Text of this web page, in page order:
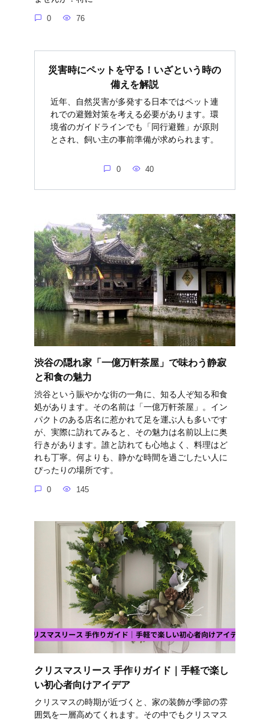
0 76
災害時にペットを守る！いざという時の
備えを解説
近年、自然災害が多発する日本ではペット連
れでの避難対策を考える必要があります。環
境省のガイドラインでも「同行避難」が原則
とされ、飼い主の事前準備が求められます。
0 40
渋谷の隠れ家「一億万軒茶屋」で味わう静寂
と和食の魅力
渋谷という賑やかな街の一角に、知る人ぞ知る和食
処があります。その名前は「一億万軒茶屋」。イン
パクトのある店名に惹かれて足を運ぶ人も多いです
が、実際に訪れてみると、その魅力は名前以上に奥
行きがあります。誰と訪れても心地よく、料理はど
れも丁寧。何よりも、静かな時間を過ごしたい人に
ぴったりの場所です。
0 145
クリスマスリース 手作りガイド｜手軽で楽し
い初心者向けアイデア
クリスマスの時期が近づくと、家の装飾が季節の雰
囲気を一層高めてくれます。その中でもクリスマス